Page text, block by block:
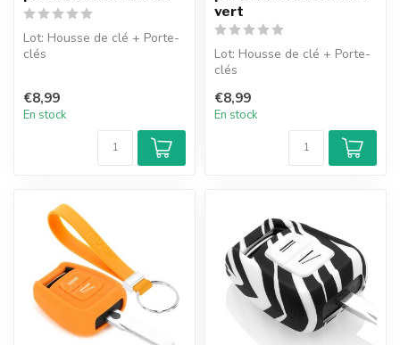
Lot: Housse de clé + Porte-
clés
€8,99
En stock
vert
Lot: Housse de clé + Porte-
clés
€8,99
En stock